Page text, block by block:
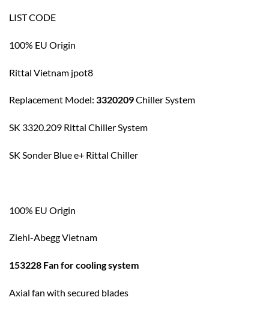
LIST CODE
100% EU Origin
Rittal Vietnam jpot8
Replacement Model: 3320209Chiller System
SK 3320.209 Rittal Chiller System
SK Sonder Blue e+ Rittal Chiller
100% EU Origin
Ziehl-Abegg Vietnam
153228 Fan for cooling system
Axial fan with secured blades